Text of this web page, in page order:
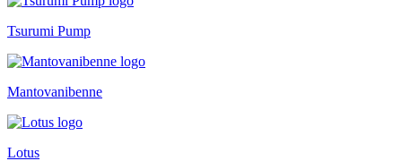
Tsurumi Pump
Mantovanibenne
Lotus